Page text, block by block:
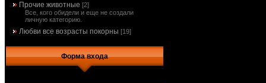
Прочие животные [2]
Все, кого обидели и еще не создали
личную категорию.
Любви все возрасты покорны [19]
Форма входа